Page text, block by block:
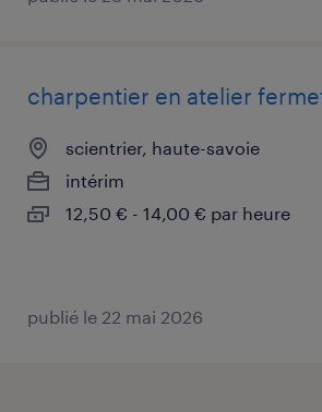
charpentier en atelier
scientrier, haute-savoie
intérim
12,50 € - 14,00 € par heure
publié le 22 mai 2026